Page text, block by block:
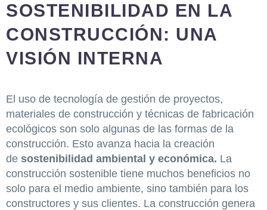
SOSTENIBILIDAD EN LA
CONSTRUCCIÓN: UNA
VISIÓN INTERNA
El uso de tecnología de gestión de proyectos,
materiales de construcción y técnicas de fabricación
ecológicos son solo algunas de las formas de la
construcción. Esto avanza hacia la creación
de sostenibilidad ambiental y económica. La
construcción sostenible tiene muchos beneficios no
solo para el medio ambiente, sino también para los
constructores y sus clientes. La construcción genera